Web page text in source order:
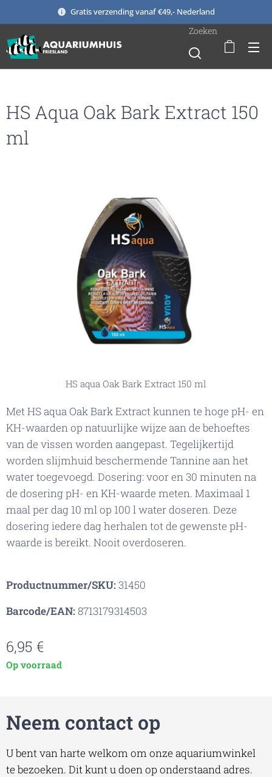
Gratis verzending vanaf €49,- Nederland
Zoeken
HS Aqua Oak Bark Extract 150
ml
HS aqua Oak Bark Extract 150 ml
Met HS aqua Oak Bark Extract kunnen te hoge pH- en
KH-waarden op natuurlijke wijze aan de behoeftes
van de vissen worden aangepast. Tegelijkertijd
worden slijmhuid beschermende Tannine aan het
water toegevoegd. Dosering: voor en 30 minuten na
de dosering pH- en KH-waarde meten. Maximaal 1
maal per dag 10 ml op 100 l water doseren. Deze
dosering iedere dag herhalen tot de gewenste pH-
waarde is bereikt. Nooit overdoseren.
Productnummer/SKU:31450
Barcode/EAN:8713179314503
6,95 €
Op voorraad
Neem contact op
U bent van harte welkom om onze aquariumwinkel
te bezoeken. Dit kunt u doen op onderstaand adres.